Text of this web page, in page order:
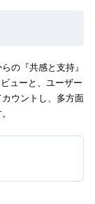
の『共感と支持』
ューと、ユーザー
ウントし、多方面